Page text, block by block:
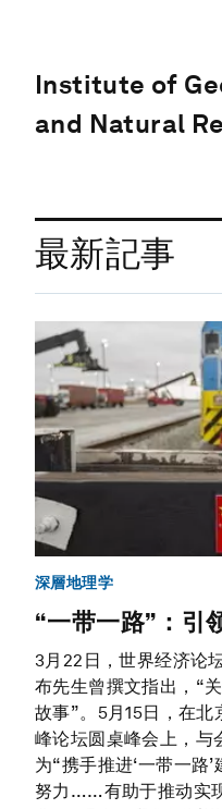
Institute of
and Natural
最新記事
深層地理学
“一带一路”：引
3月22日，世界经济论
布先生曾撰文指出，“
故事”。5月15日，在
峰论坛圆桌峰会上，与
为“携手推进‘一带一路
努力……有助于推动实